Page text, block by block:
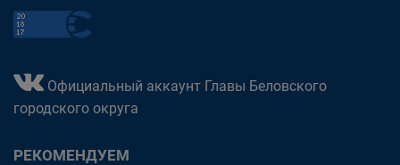
Официальный аккаунт Главы Беловского
городского округа
РЕКОМЕНДУЕМ